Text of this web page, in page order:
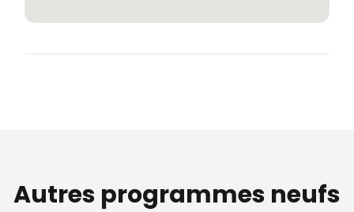
Autres programmes neufs